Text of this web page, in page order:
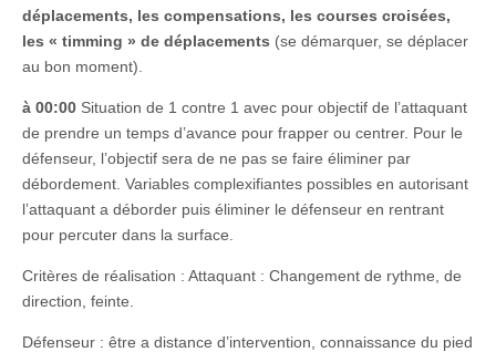
déplacements, les compensations, les courses croisées,
les « timming » de déplacements (se démarquer, se déplacer
au bon moment).
à 00:00 Situation de 1 contre 1 avec pour objectif de l’attaquant
de prendre un temps d’avance pour frapper ou centrer. Pour le
défenseur, l’objectif sera de ne pas se faire éliminer par
débordement. Variables complexifiantes possibles en autorisant
l’attaquant a déborder puis éliminer le défenseur en rentrant
pour percuter dans la surface.
Critères de réalisation : Attaquant : Changement de rythme, de
direction, feinte.
Défenseur : être a distance d’intervention, connaissance du pied